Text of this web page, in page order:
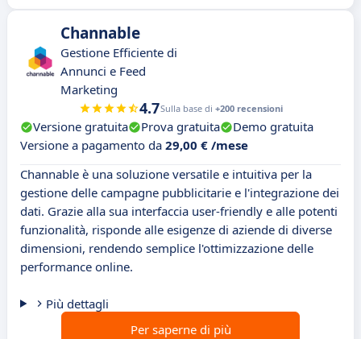
Channable
Gestione Efficiente di
Annunci e Feed
Marketing
4.7Sulla base di +200 recensioni
Versione gratuita Prova gratuita
Demo gratuita
Versione a pagamento da 29,00 € /mese
Channable è una soluzione versatile e intuitiva per la
gestione delle campagne pubblicitarie e l'integrazione dei
dati. Grazie alla sua interfaccia user-friendly e alle potenti
funzionalità, risponde alle esigenze di aziende di diverse
dimensioni, rendendo semplice l'ottimizzazione delle
performance online.
Più dettagli
Per saperne di più